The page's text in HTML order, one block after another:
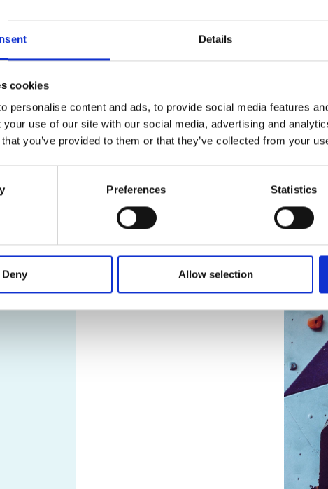
Details
cookies
personalise content and ads, to provide social media features
your use of our site with our social media, advertising and
you’ve provided to them or that they’ve collected from your
Preferences Statistics
Deny Allow selection
les sujets présentés et racontez-nous
Nous sommes fiers d’appartenir à un
clients et notre communauté nous tiennent
Laissez-vous surprendre par tout ce que